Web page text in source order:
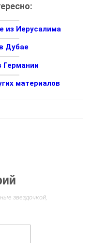
из Иерусалима
Дубае
Германии
материалов
звездочкой,